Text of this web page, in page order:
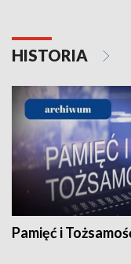
HISTORIA
Pamięć i